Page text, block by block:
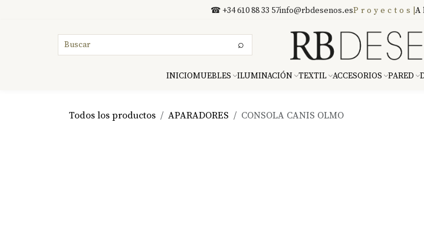
☎ +34 610 88 33 57info@rbdesenos.esProyectos
⌕
INICIOMUEBLES ILUMINACIÓN TEXTIL ACCESORIOS PARED
Todos los productos APARADORES CONSOLA CANIS OLMO